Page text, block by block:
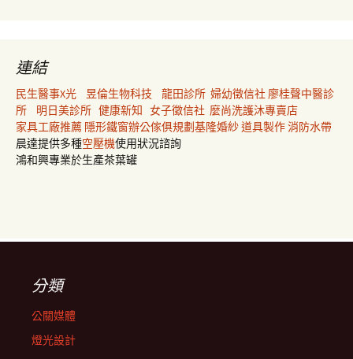
連結
民生醫事X光 昱倫生物科技 龍田診所 婦幼徵信社 廖桂聲中醫診
所
明日美診所 健康新知 女子徵信社 麼尚洗護沐專賣店
家具工廠推薦 隱形鐵窗辦公傢俱規劃基隆婚紗道具製作消防水帶
晨達提供多種空壓機使用狀況諮詢
鴻和興專業於生產茶葉罐
分類
公關媒體
燈光設計